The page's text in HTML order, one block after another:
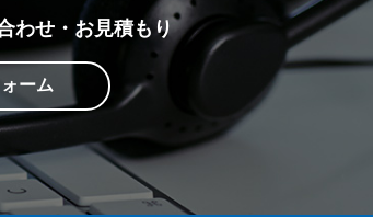
わせ・お見積もり
ーム